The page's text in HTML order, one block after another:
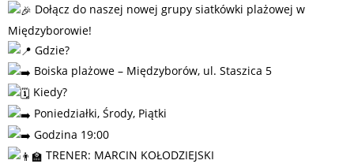
Dołącz do naszej nowej grupy siatkówki plażowej w
Międzyborowie!
Gdzie?
Boiska plażowe – Międzyborów, ul. Staszica 5
Kiedy?
Poniedziałki, Środy, Piątki
Godzina 19:00
TRENER: MARCIN KOŁODZIEJSKI